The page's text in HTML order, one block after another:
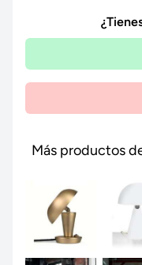
Más productos